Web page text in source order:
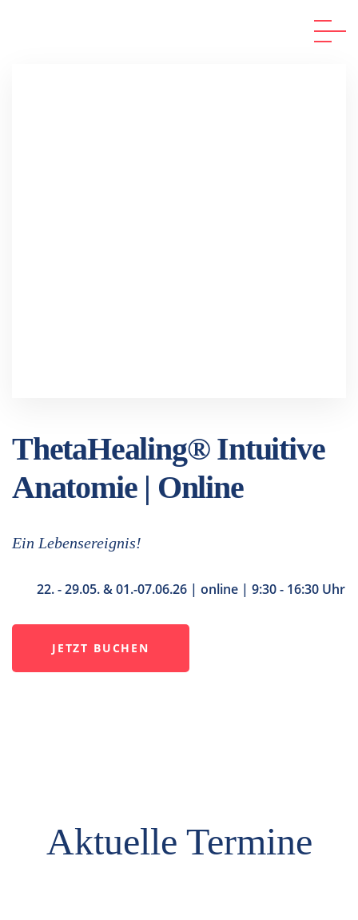
ThetaHealing® Intuitive
Anatomie | Online
Ein Lebensereignis!
22. - 29.05. & 01.-07.06.26 | online | 9:30 - 16:30 Uhr
JETZT BUCHEN
Aktuelle Termine